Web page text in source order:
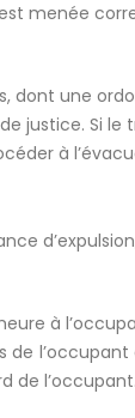
menée
dont une
Si le
à
à
de